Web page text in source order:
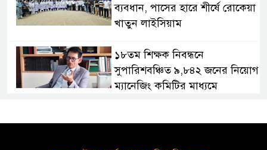
ব্যবধান, পাসের হারে শীর্ষে রোকেয়া
খাতুন লাইসিয়াম
১৮তম শিক্ষক নিবন্ধনে
সুপারিশবঞ্চিত ৯,৮৪২ জনের নিয়োগ
ম্যানেজিং কমিটির মাধ্যমে